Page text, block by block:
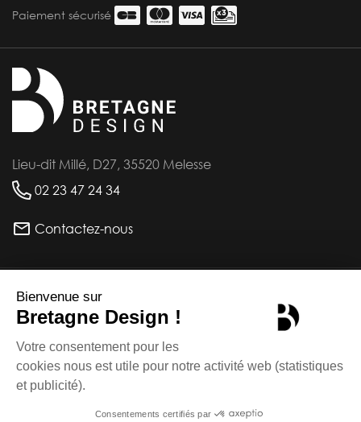
Paiement sécurisé
Lieu-dit Millé, D27, 35520 Melesse
02 23 47 24 34
Contactez-nous
INFORMATIONS
PRODUITS
Mentions légales - CGU -
©bretagne-design.fr